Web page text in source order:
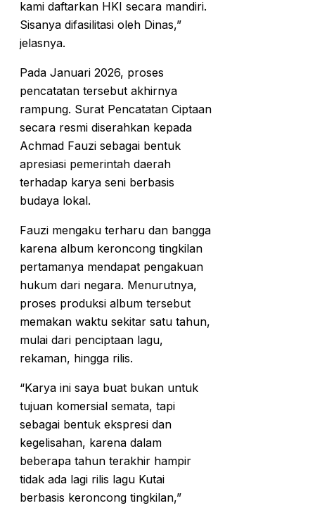
kami daftarkan HKI secara mandiri.
Sisanya difasilitasi oleh Dinas,”
jelasnya.
Pada Januari 2026, proses
pencatatan tersebut akhirnya
rampung. Surat Pencatatan Ciptaan
secara resmi diserahkan kepada
Achmad Fauzi sebagai bentuk
apresiasi pemerintah daerah
terhadap karya seni berbasis
budaya lokal.
Fauzi mengaku terharu dan bangga
karena album keroncong tingkilan
pertamanya mendapat pengakuan
hukum dari negara. Menurutnya,
proses produksi album tersebut
memakan waktu sekitar satu tahun,
mulai dari penciptaan lagu,
rekaman, hingga rilis.
“Karya ini saya buat bukan untuk
tujuan komersial semata, tapi
sebagai bentuk ekspresi dan
kegelisahan, karena dalam
beberapa tahun terakhir hampir
tidak ada lagi rilis lagu Kutai
berbasis keroncong tingkilan,”